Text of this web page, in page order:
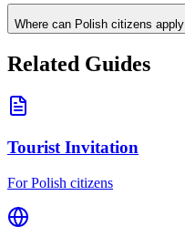
Where can Polish citizens
Related Guides
Tourist Invitation
For Polish citizens